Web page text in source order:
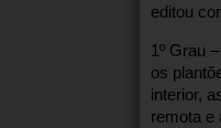
editou
1º Grau
os
interior,
remota e